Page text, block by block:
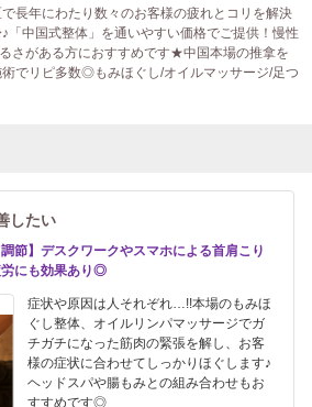
長年にわたり数々のお客様の疲れとコリを解決
「中国式整体」を通いやすい価格でご提供！慢性
さがある方におすすめです★中国本場の推拿を
でリピ多数◎もみほぐし/オイルマッサージ/足つ
したい
節】デスクワークやスマホによる首肩こり
にも効果あり◎
症状や原因は人それぞれ…!!本場のもみほ
ぐし整体、オイルリンパマッサージでガ
チガチになった筋肉の緊張を解し、お客
様の症状に合わせてしっかりほぐします♪
ヘッドスパや腸もみとの組み合わせもお
すすめです◎